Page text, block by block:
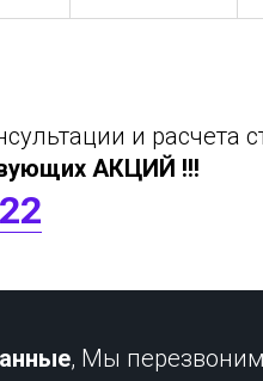
и расчета
АКЦИЙ !!!
, Мы